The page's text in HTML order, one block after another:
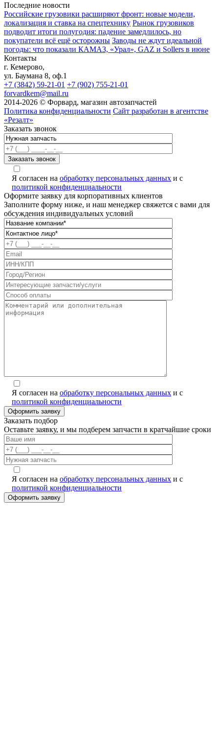
Последние новости
Российские грузовики расширяют фронт: новые модели,
локализация и ставка на спецтехнику Рынок грузовиков
подводит итоги полугодия: падение замедлилось, но
покупатели всё ещё осторожны Заводы не ждут идеальной
погоды: что показали КАМАЗ, «Урал», GAZ и Sollers в июне
Контакты
г. Кемерово,
ул. Баумана 8, оф.1
+7 (3842) 59-21-01 +7 (902) 755-21-01
forvardkem@mail.ru
2014-2026 © Форвард, магазин автозапчастей
Политика конфиденциальности Сайт разработан в агентстве
«Резалт»
Заказать звонок
Я согласен на обработку персональных данных и с
политикой конфиденциальности
Оформите заявку для корпоративных клиентов
Заполните форму ниже, и наш менеджер свяжется с вами для
обсуждения индивидуальных условий
Я согласен на обработку персональных данных и с
политикой конфиденциальности
Заказать подбор
Оставьте заявку, и мы подберем запчасти в кратчайшие сроки
Я согласен на обработку персональных данных и с
политикой конфиденциальности